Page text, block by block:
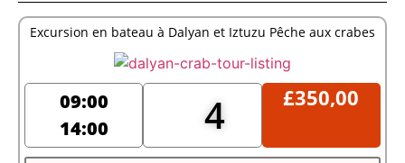
Excursion en bateau à Dalyan et Iztuzu Pêche aux crabes
09:00
14:00
4 £350,00